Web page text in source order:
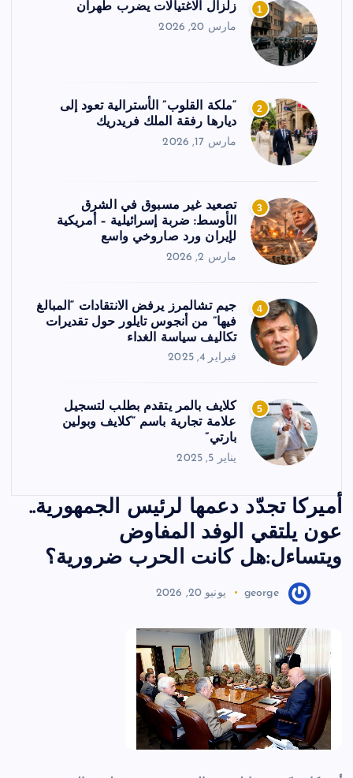
1 زلزال الاغتيالات يضرب طهران
مارس 20, 2026
2
“ملكة القلوب” الأسترالية تعود إلى
ديارها رفقة الملك فريدريك
مارس 17, 2026
3
تصعيد غير مسبوق في الشرق
الأوسط: ضربة إسرائيلية – أمريكية
لإيران ورد صاروخي واسع
مارس 2, 2026
4
جيم تشالمرز يرفض الانتقادات “المبالغ
فيها” من أنجوس تايلور حول تقديرات
تكاليف سياسة الغداء
فبراير 4, 2025
5
كلايف بالمر يتقدم بطلب لتسجيل
علامة تجارية باسم “كلايف وبولين
بارتي”
يناير 5, 2025
أميركا تجدّد دعمها لرئيس الجمهورية..
عون يلتقي الوفد المفاوض
ويتساءل:هل كانت الحرب ضرورية؟
george يونيو 20, 2026